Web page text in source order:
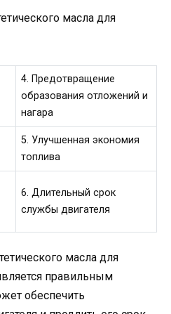
масла для
4. Предотвращение
образования отложений и
нагара
5. Улучшенная экономия
топлива
6. Длительный срок
службы двигателя
масла для
правильным
обеспечить